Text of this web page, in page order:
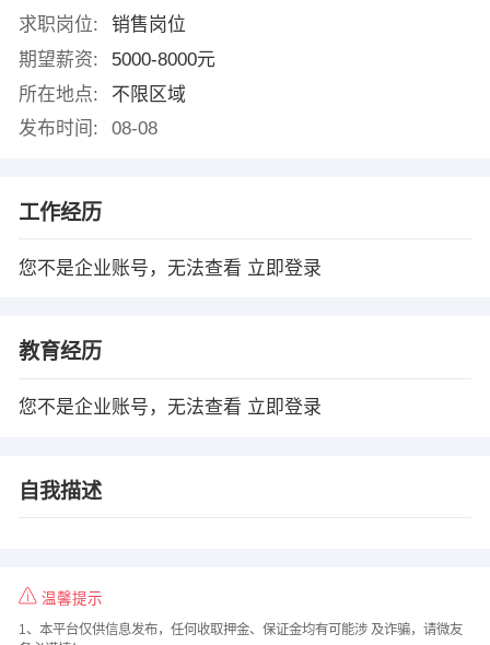
求职岗位:
销售岗位
期望薪资:
5000-8000元
所在地点:
不限区域
发布时间:
08-08
工作经历
您不是企业账号，无法查看 立即登录
教育经历
您不是企业账号，无法查看 立即登录
自我描述
温馨提示
1、本平台仅供信息发布，任何收取押金、保证金均有可能涉 及诈骗，请微友